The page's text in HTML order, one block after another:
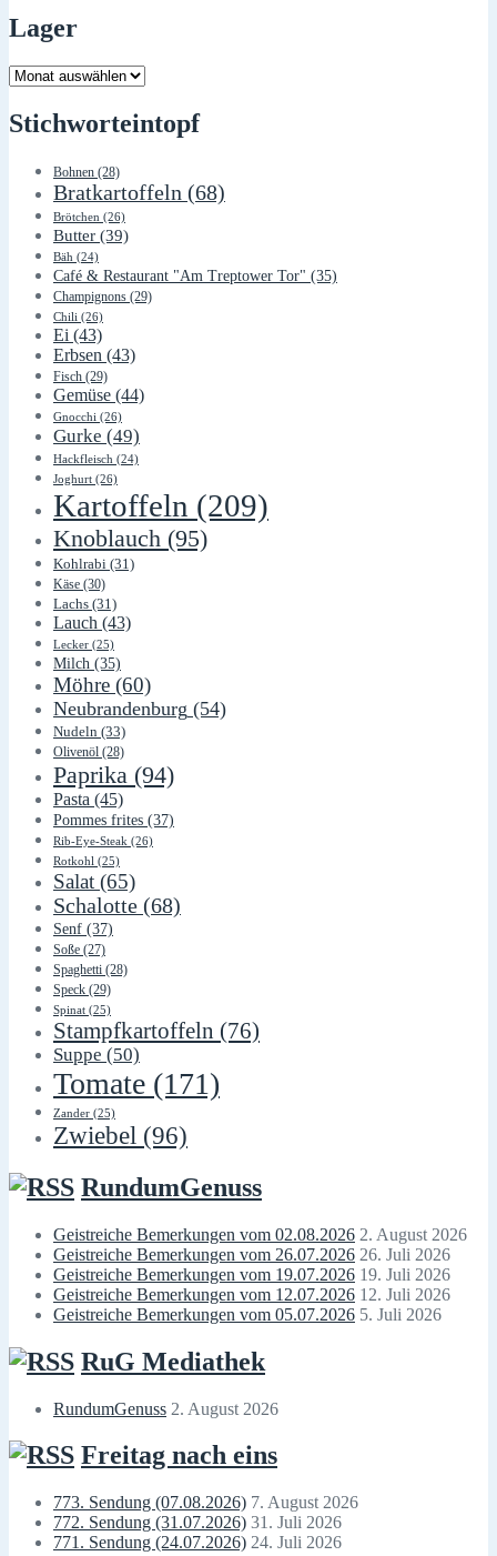
Lager
Lager
Stichworteintopf
Bohnen (28)
Bratkartoffeln (68)
Brötchen (26)
Butter (39)
Bäh (24)
Café & Restaurant "Am Treptower Tor" (35)
Champignons (29)
Chili (26)
Ei (43)
Erbsen (43)
Fisch (29)
Gemüse (44)
Gnocchi (26)
Gurke (49)
Hackfleisch (24)
Joghurt (26)
Kartoffeln (209)
Knoblauch (95)
Kohlrabi (31)
Käse (30)
Lachs (31)
Lauch (43)
Lecker (25)
Milch (35)
Möhre (60)
Neubrandenburg (54)
Nudeln (33)
Olivenöl (28)
Paprika (94)
Pasta (45)
Pommes frites (37)
Rib-Eye-Steak (26)
Rotkohl (25)
Salat (65)
Schalotte (68)
Senf (37)
Soße (27)
Spaghetti (28)
Speck (29)
Spinat (25)
Stampfkartoffeln (76)
Suppe (50)
Tomate (171)
Zander (25)
Zwiebel (96)
RundumGenuss
Geistreiche Bemerkungen vom 02.08.2026 2. August 2026
Geistreiche Bemerkungen vom 26.07.2026 26. Juli 2026
Geistreiche Bemerkungen vom 19.07.2026 19. Juli 2026
Geistreiche Bemerkungen vom 12.07.2026 12. Juli 2026
Geistreiche Bemerkungen vom 05.07.2026 5. Juli 2026
RuG Mediathek
RundumGenuss 2. August 2026
Freitag nach eins
773. Sendung (07.08.2026) 7. August 2026
772. Sendung (31.07.2026) 31. Juli 2026
771. Sendung (24.07.2026) 24. Juli 2026